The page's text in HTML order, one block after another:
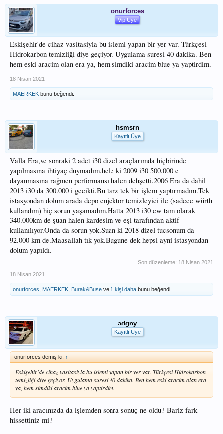
onurforces
Vip Üye
Eskişehir'de cihaz vasitasiyla bu islemi yapan bir yer var. Türkçesi
Hidrokarbon temizliği diye geçiyor. Uygulama suresi 40 dakika. Ben
hem eski aracim olan era ya, hem simdiki aracim blue ya yaptirdim.
18 Nisan 2021
MAERKEK bunu beğendi.
hsmsrn
Kayıtlı Üye
Valla Era,ve sonraki 2 adet i30 dizel araçlarımda hiçbirinde
yapılmasına ihtiyaç duymadım.hele ki 2009 i30 500.000 e
dayanmasına rağmen performansı halen dehşetti.2006 Era da dahil
2013 i30 da 300.000 i gecikti.Bu tarz tek bir işlem yaptırmadım.Tek
istasyondan dolum arada depo enjektor temizleyici ile (sadece würth
kullandım) hiç sorun yaşamadım.Hatta 2013 i30 cw tam olarak
340.000km de şuan halen kardesim ve eşi tarafından aktif
kullanılıyor.Onda da sorun yok.Suan ki 2018 dizel tucsonum da
92.000 km de.Maasallah tık yok.Bugune dek hepsi ayni istasyondan
dolum yapıldı.
Son düzenleme: 18 Nisan 2021
18 Nisan 2021
onurforces MAERKEK Burak&Buse ve 1 kişi daha bunu beğendi.
adgny
Kayıtlı Üye
onurforces demiş ki: ↑
Eskişehir'de cihaz vasitasiyla bu islemi yapan bir yer var. Türkçesi Hidrokarbon
temizliği diye geçiyor. Uygulama suresi 40 dakika. Ben hem eski aracim olan era
ya, hem simdiki aracim blue ya yaptirdim.
Her iki aracınızda da işlemden sonra sonuç ne oldu? Bariz fark
hissettiniz mi?